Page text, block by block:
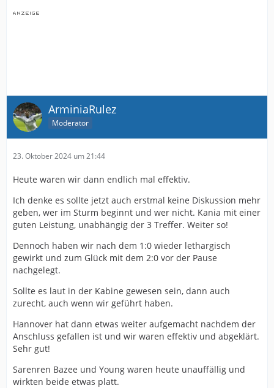
ArminiaRulez
Moderator
23. Oktober 2024 um 21:44
Heute waren wir dann endlich mal effektiv.
Ich denke es sollte jetzt auch erstmal keine Diskussion mehr
geben, wer im Sturm beginnt und wer nicht. Kania mit einer
guten Leistung, unabhängig der 3 Treffer. Weiter so!
Dennoch haben wir nach dem 1:0 wieder lethargisch
gewirkt und zum Glück mit dem 2:0 vor der Pause
nachgelegt.
Sollte es laut in der Kabine gewesen sein, dann auch
zurecht, auch wenn wir geführt haben.
Hannover hat dann etwas weiter aufgemacht nachdem der
Anschluss gefallen ist und wir waren effektiv und abgeklärt.
Sehr gut!
Sarenren Bazee und Young waren heute unauffällig und
wirkten beide etwas platt.